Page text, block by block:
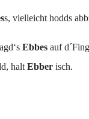
s, vielleicht hodds
Ebbes auf
halt Ebber isch.